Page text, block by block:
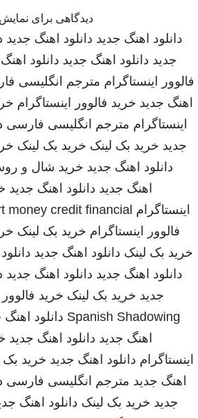
دیدگاهی برای
دانلود اهنگ جدید دانلود اهنگ جدید
جدید دانلود اهنگ جدید دانلود
فالوور اینستاگرام مترجم انگلیسی
اهنگ جدید خرید فالوور اینستاگرام
اینستاگرام مترجم انگلیسی فارسی
جدید خرید بک لینک خرید بک لینک
دانلود اهنگ جدید خرید شال و
اهنگ جدید دانلود اهنگ جدید
اینستاگرام money credit financial
فالوور اینستاگرام خرید بک لینک
خرید بک لینک دانلود اهنگ جدید
دانلود اهنگ جدید دانلود اهنگ جدید
جدید خرید بک لینک خرید فالوور
Spanish Shadowing دانلود اهنگ
اهنگ جدید دانلود اهنگ جدید
اینستاگرام دانلود اهنگ جدید خرید بک
اهنگ جدید مترجم انگلیسی فارسی
جدید خرید بک لینک دانلود اهنگ